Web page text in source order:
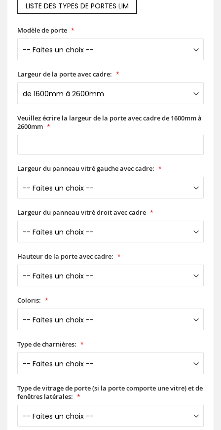
LISTE DES TYPES DE PORTES LIM
Modèle de porte
Largeur de la porte avec cadre:
Veuillez écrire la largeur de la porte avec cadre de 1600mm à
2600mm
Largeur du panneau vitré gauche avec cadre:
Largeur du panneau vitré droit avec cadre
Hauteur de la porte avec cadre:
Coloris:
Type de charnières:
Type de vitrage de porte (si la porte comporte une vitre) et de
fenêtres latérales: